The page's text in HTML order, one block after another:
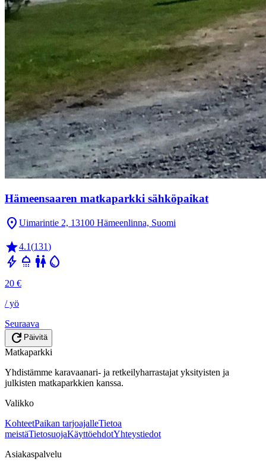
Hämeensaaren matkaparkki sähköpaikat
location_on Uimarintie 2, 13100 Hämeenlinna, Suomi
star4.1(131)
bolt shower wc water_drop
20 €
/ yö
Seuraava
refresh Päivitä
Matkaparkki
Yhdistämme karavaanari- ja retkeilyharrastajat yksityisten ja
julkisten matkaparkkien kanssa.
Valikko
KohteetPaikan tarjoajalleTietoa
meistäTietosuojaKäyttöehdotYhteystiedot
Asiakaspalvelu